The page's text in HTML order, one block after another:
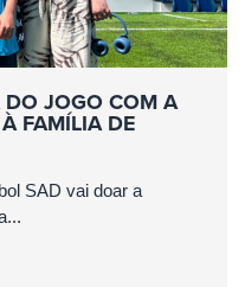
DO JOGO COM A
FAMÍLIA DE
SAD vai doar a